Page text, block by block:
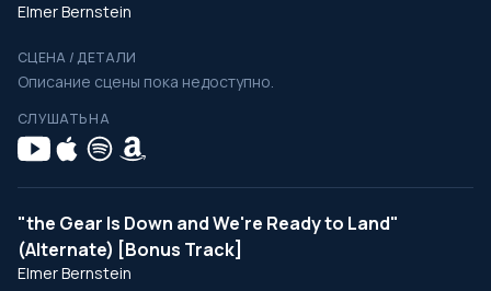
Elmer Bernstein
СЦЕНА / ДЕТАЛИ
Описание сцены пока недоступно.
СЛУШАТЬ НА
"the Gear Is Down and We're Ready to Land"
(Alternate) [Bonus Track]
Elmer Bernstein